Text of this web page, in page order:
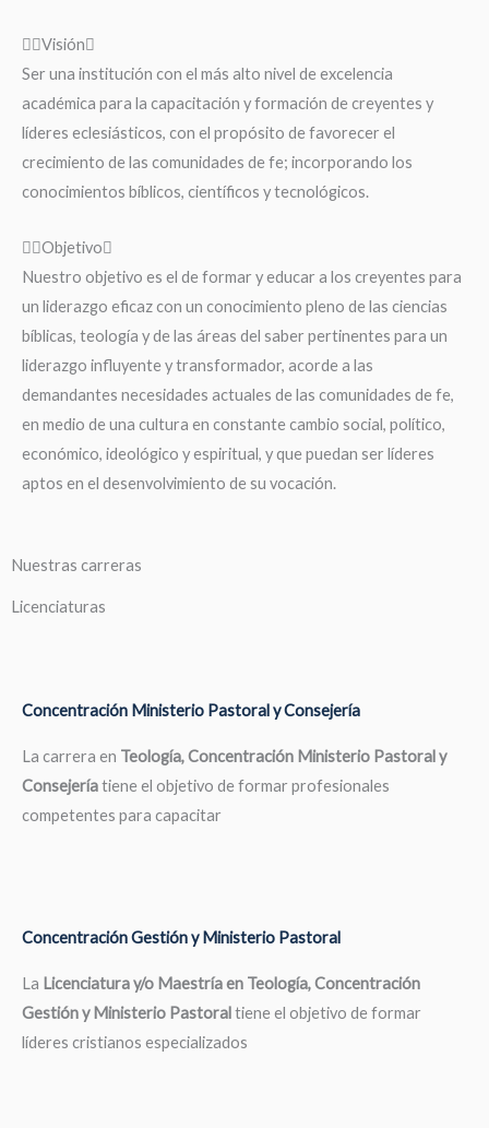
Visión
Ser una institución con el más alto nivel de excelencia
académica para la capacitación y formación de creyentes y
líderes eclesiásticos, con el propósito de favorecer el
crecimiento de las comunidades de fe; incorporando los
conocimientos bíblicos, científicos y tecnológicos.
Objetivo
Nuestro objetivo es el de formar y educar a los creyentes para
un liderazgo eficaz con un conocimiento pleno de las ciencias
bíblicas, teología y de las áreas del saber pertinentes para un
liderazgo influyente y transformador, acorde a las
demandantes necesidades actuales de las comunidades de fe,
en medio de una cultura en constante cambio social, político,
económico, ideológico y espiritual, y que puedan ser líderes
aptos en el desenvolvimiento de su vocación.
Nuestras carreras
Licenciaturas
Concentración Ministerio Pastoral y Consejería
La carrera en Teología, Concentración Ministerio Pastoral y
Consejeríatiene el objetivo de formar profesionales
competentes para capacitar
Concentración Gestión y Ministerio Pastoral
La Licenciatura y/o Maestría en Teología, Concentración
Gestión y Ministerio Pastoraltiene el objetivo de formar
líderes cristianos especializados